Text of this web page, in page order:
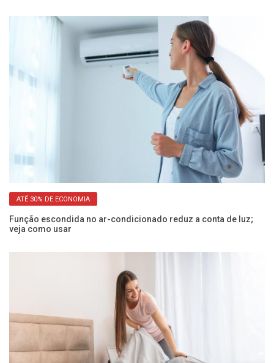
ATÉ 30% DE ECONOMIA
Função escondida no ar-condicionado reduz a conta de luz;
veja como usar